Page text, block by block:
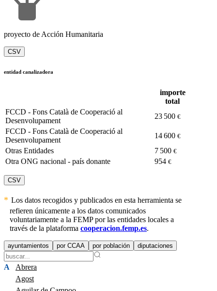
proyecto de Acción Humanitaria
CSV
entidad canalizadora
importe
total
FCCD - Fons Català de Cooperació al
Desenvolupament
23 500 €
FCCD - Fons Català de Cooperació al
Desenvolupament
14 600 €
Otras Entidades 7 500 €
Otra ONG nacional - país donante 954 €
CSV
Los datos recogidos y publicados en esta herramienta se
refieren únicamente a los datos comunicados
voluntariamente a la FEMP por las entidades locales a
través de la plataforma cooperacion.femp.es.
ayuntamientos por CCAA por población diputaciones
A
Abrera
Agost